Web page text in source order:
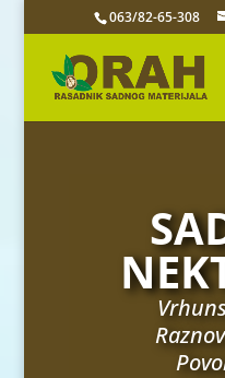
063/82-65-308